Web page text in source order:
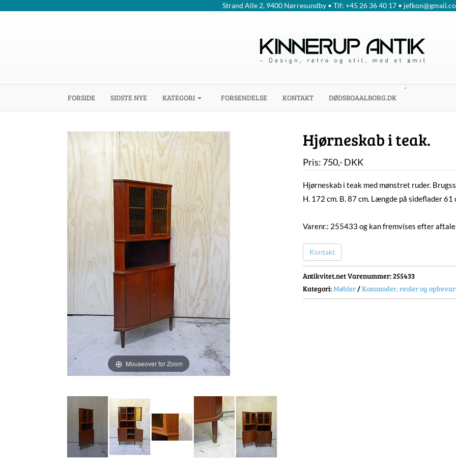
Strand Alle 2, 9400 Nørresundby • Tlf: +45 26 36 40 17 •
FORSIDE (CURRENT)
SIDSTE NYE KATEGORI FORSENDELSE KONTAKT DØDSBOAALBORG.DK
´
Mouseover for Zoom
Hjørneskab i teak.
Pris: 750,-DKK
Hjørneskab i teak med mønstret ruder.
H. 172 cm. B. 87 cm. Længde på sideflader 61
Varenr.: 255433 og kan fremvises efter aftale
Kontakt
Antikvitet.net Varenummer: 255433
Kategori:Møbler/Kommoder, reoler og